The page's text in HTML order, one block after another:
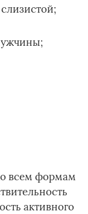
всем формам
активного